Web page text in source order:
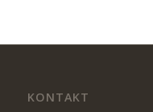
KONTAKT